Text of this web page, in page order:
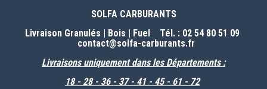
SOLFA CARBURANTS
Livraison Granulés | Bois | Fuel Tél. : 02 54 80 51 09
contact@solfa-carburants.fr
Livraisons uniquement dans les Départements :
18 - 28 - 36 - 37 - 41 - 45 - 61 - 72